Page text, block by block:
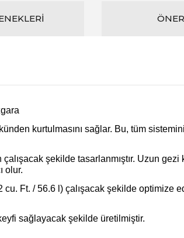
kurtulmasını sağlar. Bu, tüm
şekilde tasarlanmıştır. Uzun gezi
olur.
cu. Ft. / ​​56.6 l) çalışacak şekilde optimize
sağlayacak şekilde üretilmiştir.